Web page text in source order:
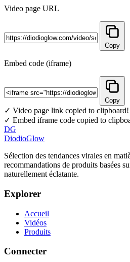
Video page URL
Copy
Embed code (iframe)
Copy
✓ Video page link copied to clipboard!
✓ Embed iframe code copied to
DG
DiodioGlow
Sélection des tendances virales en
recommandations de produits basées
naturellement éclatante.
Explorer
Accueil
Vidéos
Produits
Connecter